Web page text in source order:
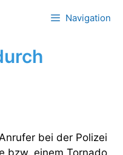
Navigation
bei der Polizei
bzw. einem Tornado